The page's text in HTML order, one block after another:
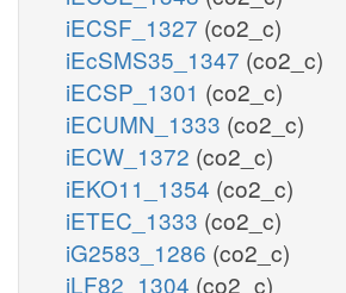
iECSF_1327 (co2_c)
iEcSMS35_1347 (co2_c)
iECSP_1301 (co2_c)
iECUMN_1333 (co2_c)
iECW_1372 (co2_c)
iEKO11_1354 (co2_c)
iETEC_1333 (co2_c)
iG2583_1286 (co2_c)
iLF82_1304 (co2_c)